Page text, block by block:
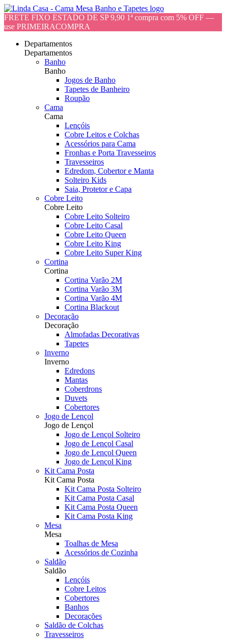
FRETE FIXO ESTADO DE SP 9,90 1ª compra com 5% OFF —
use PRIMEIRACOMPRA
Departamentos
Departamentos
Banho
Banho
Jogos de Banho
Tapetes de Banheiro
Roupão
Cama
Cama
Lençóis
Cobre Leitos e Colchas
Acessórios para Cama
Fronhas e Porta Travesseiros
Travesseiros
Edredom, Cobertor e Manta
Solteiro Kids
Saia, Protetor e Capa
Cobre Leito
Cobre Leito
Cobre Leito Solteiro
Cobre Leito Casal
Cobre Leito Queen
Cobre Leito King
Cobre Leito Super King
Cortina
Cortina
Cortina Varão 2M
Cortina Varão 3M
Cortina Varão 4M
Cortina Blackout
Decoração
Decoração
Almofadas Decorativas
Tapetes
Inverno
Inverno
Edredons
Mantas
Coberdrons
Duvets
Cobertores
Jogo de Lençol
Jogo de Lençol
Jogo de Lençol Solteiro
Jogo de Lençol Casal
Jogo de Lençol Queen
Jogo de Lençol King
Kit Cama Posta
Kit Cama Posta
Kit Cama Posta Solteiro
Kit Cama Posta Casal
Kit Cama Posta Queen
Kit Cama Posta King
Mesa
Mesa
Toalhas de Mesa
Acessórios de Cozinha
Saldão
Saldão
Lençóis
Cobre Leitos
Cobertores
Banhos
Decorações
Saldão de Colchas
Travesseiros